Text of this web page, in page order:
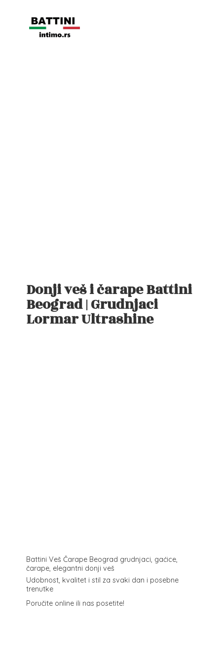
Donji veš i čarape Battini
Beograd | Grudnjaci
Lormar Ultrashine
Battini Veš Čarape Beograd grudnjaci, gaćice,
čarape, elegantni donji veš
Udobnost, kvalitet i stil za svaki dan i posebne
trenutke
Poručite online ili nas posetite!